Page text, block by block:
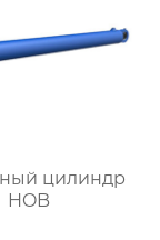
цилиндр
HOB